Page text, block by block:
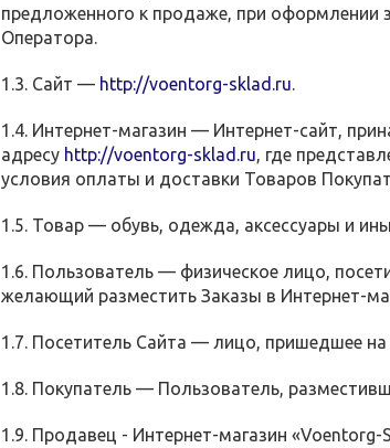
предложенного к продаже, при оформлении
Оператора.
1.3. Сайт — http://voentorg-sklad.ru.
1.4. Интернет-магазин — Интернет-сайт,
адресу http://voentorg-sklad.ru, где
условия оплаты и доставки Товаров
1.5. Товар — обувь, одежда, аксессуары и
1.6. Пользователь — физическое лицо,
желающий разместить Заказы в Интернет-
1.7. Посетитель Сайта — лицо, пришедшее на
1.8. Покупатель — Пользователь,
1.9. Продавец - Интернет-магазин